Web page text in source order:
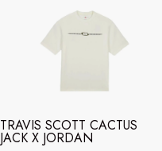
TRAVIS SCOTT CACTUS
JACK X JORDAN